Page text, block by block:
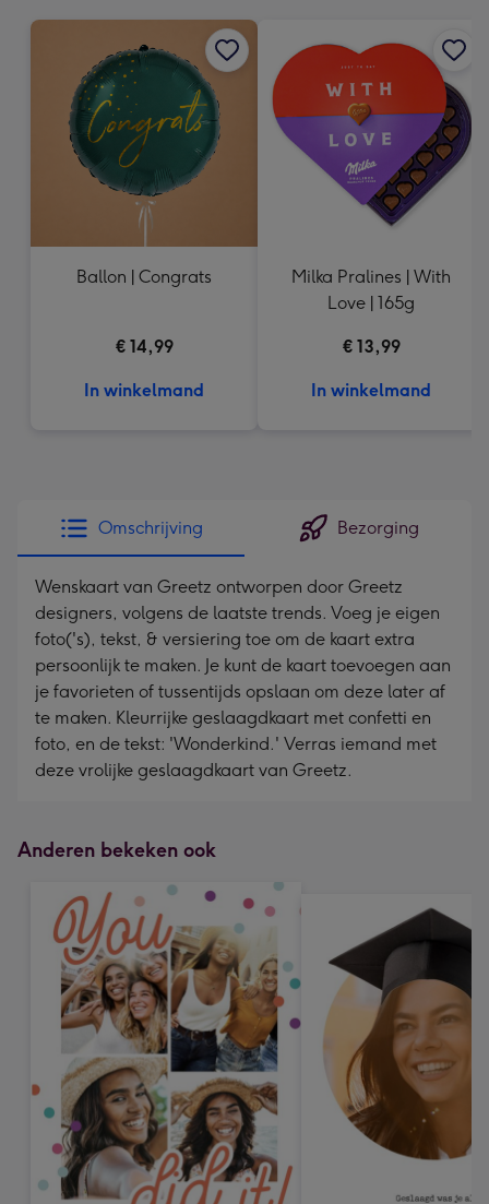
241
333
mm
Ballon | Congrats
€ 14,99
In winkelmand
Milka Pralines | With
Love | 165g
€ 13,99
In winkelmand
Omschrijving Bezorging
Wenskaart van Greetz ontworpen door Greetz
designers, volgens de laatste trends. Voeg je eigen
foto('s), tekst, & versiering toe om de kaart extra
persoonlijk te maken. Je kunt de kaart toevoegen aan
je favorieten of tussentijds opslaan om deze later af
te maken. Kleurrijke geslaagdkaart met confetti en
foto, en de tekst: 'Wonderkind.' Verras iemand met
deze vrolijke geslaagdkaart van Greetz.
Anderen bekeken ook